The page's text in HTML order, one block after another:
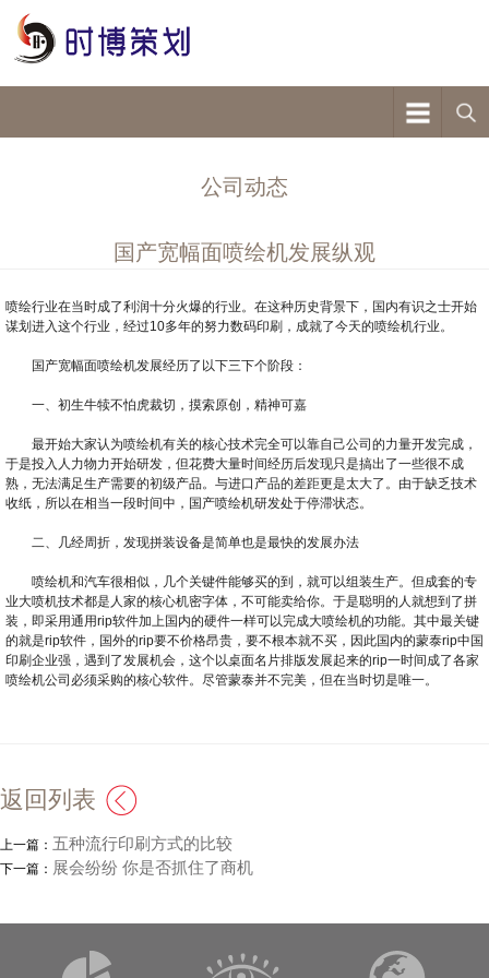
公司动态
国产宽幅面喷绘机发展纵观
喷绘行业在当时成了利润十分火爆的行业。在这种历史背景下，国内有识之士开始
谋划进入这个行业，经过10多年的努力数码印刷，成就了今天的喷绘机行业。
国产宽幅面喷绘机发展经历了以下三下个阶段：
一、初生牛犊不怕虎裁切，摸索原创，精神可嘉
最开始大家认为喷绘机有关的核心技术完全可以靠自己公司的力量开发完成，
于是投入人力物力开始研发，但花费大量时间经历后发现只是搞出了一些很不成
熟，无法满足生产需要的初级产品。与进口产品的差距更是太大了。由于缺乏技术
收纸，所以在相当一段时间中，国产喷绘机研发处于停滞状态。
二、几经周折，发现拼装设备是简单也是最快的发展办法
喷绘机和汽车很相似，几个关键件能够买的到，就可以组装生产。但成套的专
业大喷机技术都是人家的核心机密字体，不可能卖给你。于是聪明的人就想到了拼
装，即采用通用rip软件加上国内的硬件一样可以完成大喷绘机的功能。其中最关键
的就是rip软件，国外的rip要不价格昂贵，要不根本就不买，因此国内的蒙泰rip中国
印刷企业强，遇到了发展机会，这个以桌面名片排版发展起来的rip一时间成了各家
喷绘机公司必须采购的核心软件。尽管蒙泰并不完美，但在当时切是唯一。
返回列表
上一篇： 五种流行印刷方式的比较
下一篇： 展会纷纷 你是否抓住了商机